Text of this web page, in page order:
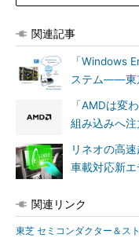
関連記事
「Windows
ステム――東
「AMDは変
組み込みへ
リネオの高
車載対応新
関連リンク
東芝 セミコンダクター＆ス